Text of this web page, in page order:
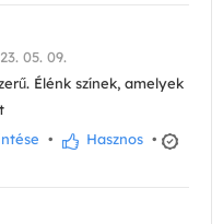
05. 09.
Élénk színek, amelyek
• Hasznos •